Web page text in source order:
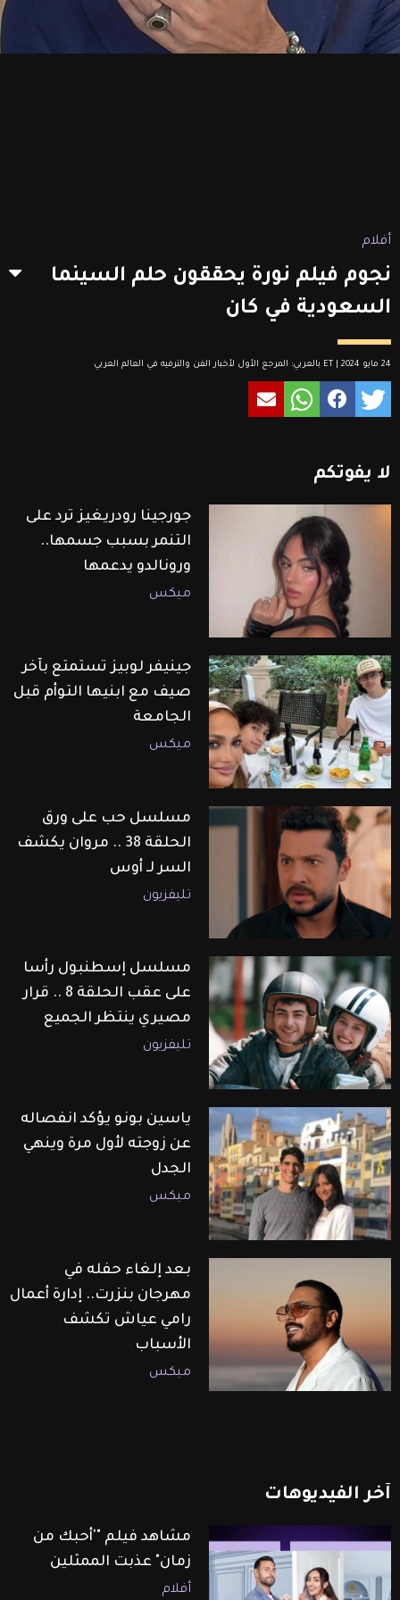
أفلام
نجوم فيلم نورة يحققون حلم السينما
السعودية في كان
24 مايو 2024 | ET بالعربي: المرجع الأول لأخبار الفن والترفيه في العالم العربي
لا يفوتكم
جورجينا رودريغيز ترد على
التنمر بسبب جسمها..
ورونالدو يدعمها
ميكس
جينيفر لوبيز تستمتع بآخر
صيف مع ابنيها التوأم قبل
الجامعة
ميكس
مسلسل حب على ورق
الحلقة 38 .. مروان يكشف
السر لـ أوس
تليفزيون
مسلسل إسطنبول رأسا
على عقب الحلقة 8 .. قرار
مصيري ينتظر الجميع
تليفزيون
ياسين بونو يؤكد انفصاله
عن زوجته لأول مرة وينهي
الجدل
ميكس
بعد إلغاء حفله في
مهرجان بنزرت.. إدارة أعمال
رامي عياش تكشف
الأسباب
ميكس
آخر الفيديوهات
مشاهد فيلم "'أحبك من
زمان" عذبت الممثلين
أفلام